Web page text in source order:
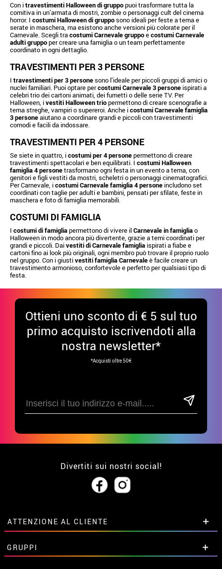
Con itravestimenti Halloween di gruppopuoi trasformare tutta la
comitiva in un’armata di mostri, zombie o personaggi cult del cinema
horror. I costumi Halloween di grupposono ideali per feste a tema e
serate in maschera, ma esistono anche versioni più colorate per il
Carnevale. Scegli tracostumi Carnevale gruppoecostumi Carnevale
adulti gruppoper creare una famiglia o un team perfettamente
coordinato in ogni dettaglio.
TRAVESTIMENTI PER 3 PERSONE
I travestimenti per 3 personesono l’ideale per piccoli gruppi di amici o
nuclei familiari. Puoi optare percostumi Carnevale 3 persone ispirati a
celebri trio dei cartoni animati, dei fumetti o delle serie TV. Per
Halloween, ivestiti Halloween triopermettono di creare scenografie a
tema streghe, vampiri o supereroi. Anche icostumi Carnevale famiglia
3 personeaiutano a coordinare grandi e piccoli con travestimenti
comodi e facili da indossare.
TRAVESTIMENTI PER 4 PERSONE
Se siete in quattro, icostumi per 4 personepermettono di creare
travestimenti spettacolari e ben equilibrati. I costumi Halloween
famiglia 4 personetrasformano ogni festa in un evento a tema, con
genitori e figli vestiti da mostri, scheletri o personaggi cinematografici.
Per Carnevale, icostumi Carnevale famiglia 4 persone includono set
coordinati con taglie per adulti e bambini, pensati per sfilate, feste in
maschera e foto di famiglia memorabili.
COSTUMI DI FAMIGLIA
I costumi di famigliapermettono di vivere ilCarnevale in famigliao
Halloween in modo ancora più divertente, grazie a temi coordinati per
grandi e piccoli. Daivestiti di Carnevale famiglia ispirati a fiabe e
cartoni fino ai look più originali, ogni membro può trovare il proprio ruolo
nel gruppo. Con i giustivestiti famiglia Carnevaleè facile creare un
travestimento armonioso, confortevole e perfetto per qualsiasi tipo di
festa.
Ottieni uno sconto di € 5 sul tuo
primo acquisto iscrivendoti alla
nostra newsletter*
*Acquisti oltre 50€
Divertiti sui nostri social!
ATTENZIONE AL CLIENTE
• Su di noi
• Condizioni di vendita
GRUPPI